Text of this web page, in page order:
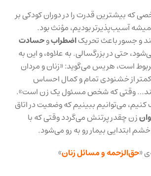
که بیشترین قدرت را در دوران کودکی بر
آسیب‌پذیرتر بودیم، مؤنث بود.
و جسور باعث تحریکاضطرابوحسادت
حتی در بزرگسالی. به علاوه، و این به
است، هریس می‌گوید: «زنان و مردان
کمتر از خشنودی تمام و کمال احساس
وقتی که شخص مسئول یک زن است».
می‌توانیم ببینیم که وضعیت در اتاق
زن چقدر پرتنش می‌گردد وقتی که با
ابتدایی بیمار رو به رو می‌شود.
«حق‌الزحمه و مسائل زنان»